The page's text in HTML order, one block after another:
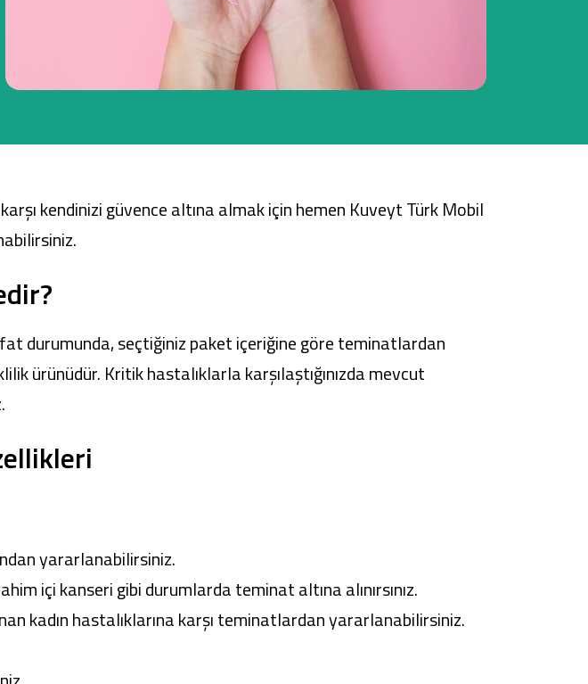
Tüm Kampanyalar
Tüm Kampanyalar
kendinizi güvence altına almak için hemen Kuveyt Türk Mobil
durumunda, seçtiğiniz paket içeriğine göre teminatlardan
ürünüdür. Kritik hastalıklarla karşılaştığınızda mevcut
yararlanabilirsiniz.
içi kanseri gibi durumlarda teminat altına alınırsınız.
kadın hastalıklarına karşı teminatlardan yararlanabilirsiniz.